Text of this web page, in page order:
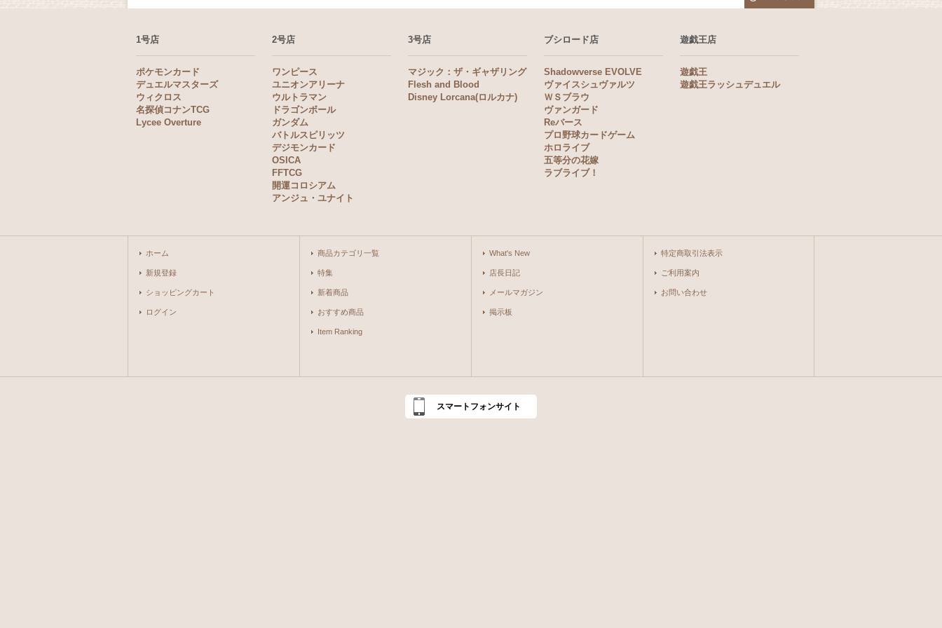
1号店
ポケモンカード
デュエルマスターズ
ウィクロス
名探偵コナンTCG
Lycee Overture
2号店
ワンピース
ユニオンアリーナ
ウルトラマン
ドラゴンボール
ガンダム
バトルスピリッツ
デジモンカード
OSICA
FFTCG
開運コロシアム
アンジュ・ユナイト
3号店
マジック：ザ・ギャザリング
Flesh and Blood
Disney Lorcana(ロルカナ)
ブシロード店
Shadowverse EVOLVE
ヴァイスシュヴァルツ
ＷＳブラウ
ヴァンガード
Reバース
プロ野球カードゲーム
ホロライブ
五等分の花嫁
ラブライブ！
遊戯王店
遊戯王
遊戯王ラッシュデュエル
ホーム
新規登録
ショッピングカート
ログイン
商品カテゴリ一覧
特集
新着商品
おすすめ商品
Item Ranking
What's New
店長日記
メールマガジン
掲示板
特定商取引法表示
ご利用案内
お問い合わせ
スマートフォンサイト